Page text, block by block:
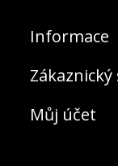
Informace
Zákaznický
Můj účet